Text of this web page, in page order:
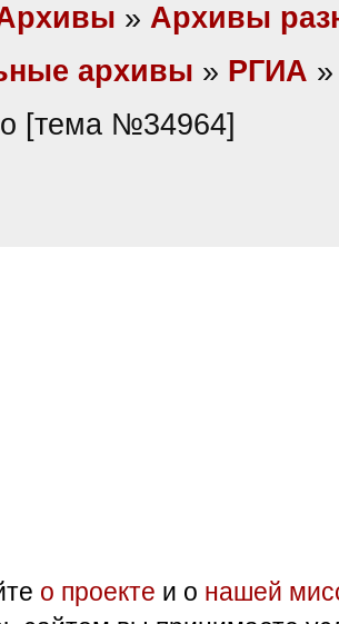
» Архивы
архивы » РГИА
[тема №34964]
о проекте и о нашей